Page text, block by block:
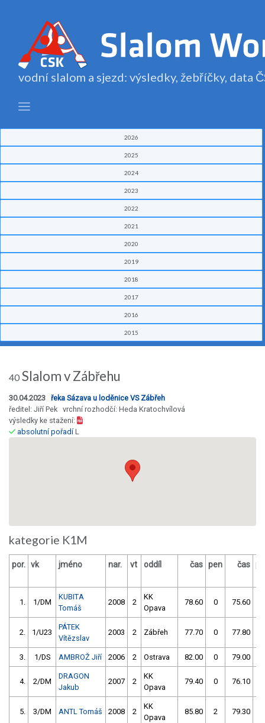
vodní slalom a sjezd: výsledky, žebříčky, data
2026
2025
2024
2023
2022
2021
2020
2019
2018
2017
2016
2015
40 Slalom v Zábřehu
30.04.2023 řeka Sázava u loděnice VS Zábřeh
ředitel: Jiří Pek vrchní rozhodčí: Heda Kratochvílová
výsledky ke stažení:
absolutní pořadíL
kategorie K1M
por. vk jméno nar. vt oddíl čas pen čas
1. 1/DM
KUBITA
Tomáš
2008 2
KK
Opava
78.60 0 75.60
2. 1/U23
PÁTEK
Vítězslav
2003 2 Zábřeh 77.70 0 77.80
3. 1/DS AMBROŽ Jiří 2006 2 Ostrava 82.00 0 79.00
4. 2/DM
DRAGON
Jakub
2007 2
KK
Opava
79.40 0 76.10
5. 3/DM ANTL Tomáš 2008 2
KK
Opava
85.80 2 79.30